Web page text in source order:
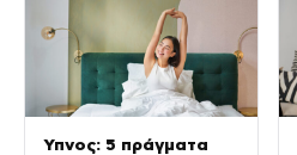
Ύπνος: 5 πράγματα